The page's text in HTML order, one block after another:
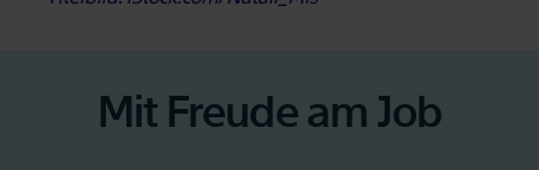
Mit Freu­de am Job